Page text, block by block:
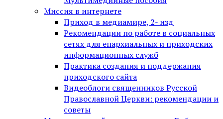
Миссия в интернете
Приход в медиамире, 2- изд
Рекомендации по работе в социальных
сетях для епархиальных и приходских
информационных служб
Практика создания и поддержания
приходского сайта
Видеоблоги священников Русской
Православной Церкви: рекомендации и
советы